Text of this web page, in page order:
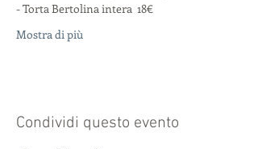
- Torta Bertolina intera  18€
Mostra di più
Condividi questo evento